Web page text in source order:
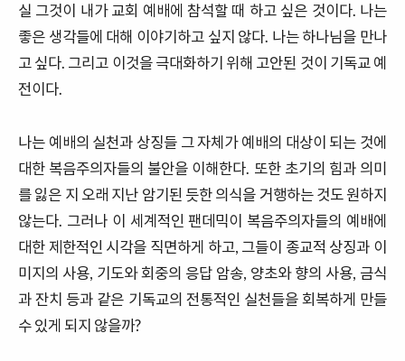
실 그것이 내가 교회 예배에 참석할 때 하고 싶은 것이다. 나는
좋은 생각들에 대해 이야기하고 싶지 않다. 나는 하나님을 만나
고싶다. 그리고 이것을 극대화하기 위해 고안된 것이 기독교예
전이다.
나는 예배의 실천과 상징들 그자체가 예배의 대상이 되는 것에
대한 복음주의자들의 불안을 이해한다. 또한 초기의 힘과 의미
를잃은 지 오래 지난 암기된 듯한의식을 거행하는 것도원하지
않는다. 그러나 이 세계적인 팬데믹이 복음주의자들의 예배에
대한 제한적인 시각을 직면하게 하고, 그들이 종교적 상징과 이
미지의 사용, 기도와회중의 응답 암송, 양초와 향의 사용, 금식
과잔치 등과 같은 기독교의 전통적인 실천들을 회복하게 만들
수있게 되지 않을까?